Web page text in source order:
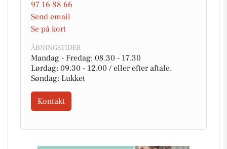
97 16 88 66
Send email
Se på kort
ÅBNINGSTIDER
Mandag - Fredag: 08.30 - 17.30
Lørdag: 09.30 - 12.00 / eller efter aftale.
Søndag: Lukket
Kontakt